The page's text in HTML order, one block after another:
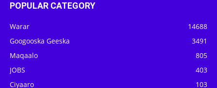
POPULAR CATEGORY
Warar
14688
Googooska Geeska
3491
Maqaalo
805
JOBS
403
Ciyaaro
103